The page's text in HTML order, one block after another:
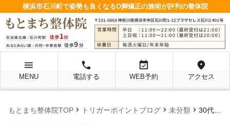
横浜市石川町で姿勢も良くなるO脚矯正の施術が評判の整体院
menu
MENU
local_phone
電話する
event_available
WEB予約
location_on
アクセス
もとまち整体院TOP chevron_right トリガーポイントブログ chevron_right 未分類 chevron_right 30代女性に多い“疲れて見える姿勢”とは？首こり・肩こりと巻き肩の関係